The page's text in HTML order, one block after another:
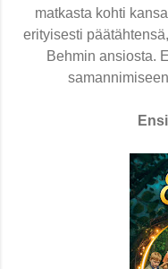
matkasta kohti
erityisesti
Behmin ansiosta.